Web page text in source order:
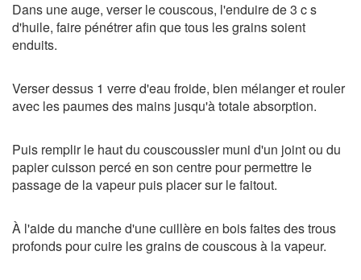
Dans une auge, verser le couscous, l'enduire de 3 c s
d'huile, faire pénétrer afin que tous les grains soient
enduits.
Verser dessus 1 verre d'eau froide, bien mélanger et rouler
avec les paumes des mains jusqu'à totale absorption.
Puis remplir le haut du couscoussier muni d'un joint ou du
papier cuisson percé en son centre pour permettre le
passage de la vapeur puis placer sur le faitout.
À l'aide du manche d'une cuillère en bois faites des trous
profonds pour cuire les grains de couscous à la vapeur.